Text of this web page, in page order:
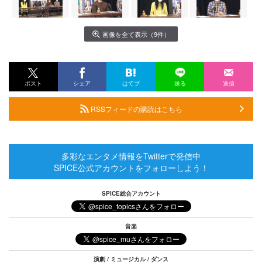
画像を全て表示（9件）
ポスト シェア はてブ 送る 送信
RSSフィードの購読はこちら
多彩なエンタメ情報をTwitterで発信中
SPICE公式アカウントをフォローしよう！
SPICE総合アカウント
音楽
演劇 / ミュージカル / ダンス